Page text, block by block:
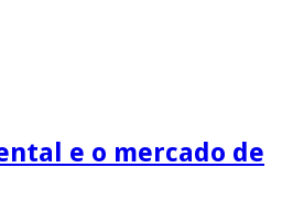
e o mercado de